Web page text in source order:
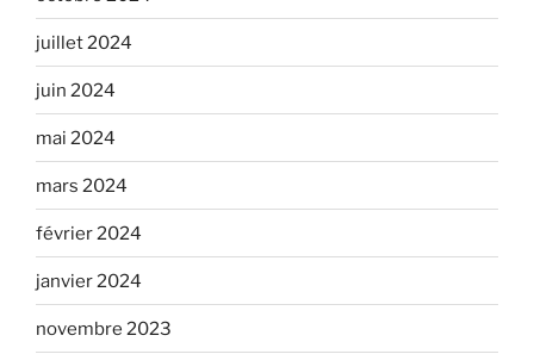
juillet 2024
juin 2024
mai 2024
mars 2024
février 2024
janvier 2024
novembre 2023